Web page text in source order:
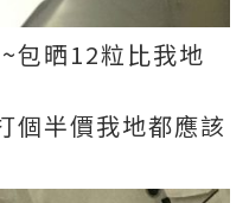
包晒12粒比我地
個半價我地都應該